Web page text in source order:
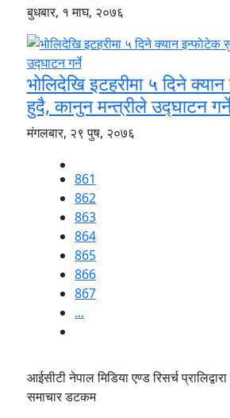
बुधबार, १ माघ, २०७६
भोलिदेखि इटहरीमा ५ दिने
हुदै, कानुन मन्त्रीले उद्घाटन
मंगलबार, २९ पुष, २०७६
861
862
863
864
865
866
867
...
आईसीटी नेपाल मिडिया एण्ड रिसर्च
समाचार डटकम